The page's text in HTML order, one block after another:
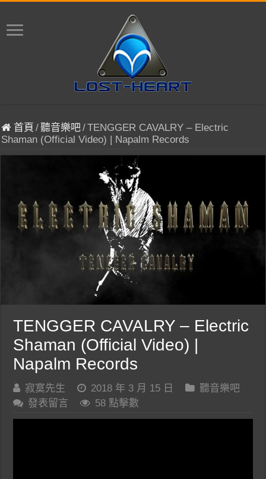
首頁 /聽音樂吧/TENGGER CAVALRY – Electric
Shaman (Official Video) | Napalm Records
TENGGER CAVALRY – Electric
Shaman (Official Video) |
Napalm Records
寂寞先生 2018 年 3 月 15 日
聽音樂吧
發表留言
58 點擊數